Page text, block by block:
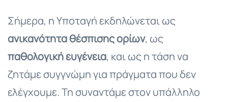
Σήμερα, η Υποταγή εκδηλώνεται ως
ανικανότητα θέσπισης ορίων, ως
παθολογική ευγένεια, και ως η τάση να
ζητάμε συγγνώμη για πράγματα που δεν
ελέγχουμε. Τη συναντάμε στον υπάλληλο